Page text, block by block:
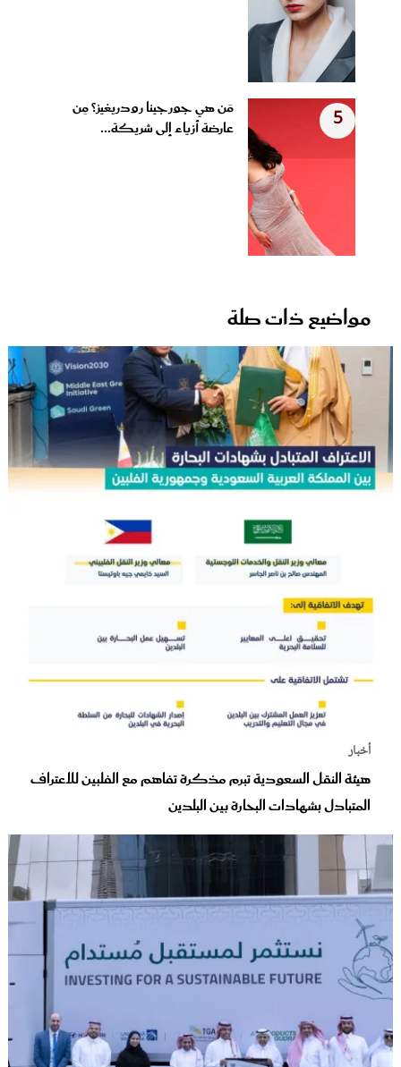
5
مَن هي جورجينا رودريغيز؟ مِن
عارضة أزياء إلى شريكة...
مواضيع ذات صلة
أخبار
هيئة النقل السعودية تبرم مذكرة تفاهم مع الفلبين للاعتراف
المتبادل بشهادات البحارة بين البلدين